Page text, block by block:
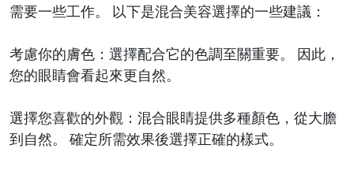
需要一些工作。 以下是混合美容選擇的一些建議：
考慮你的膚色：選擇配合它的色調至關重要。 因此，
您的眼睛會看起來更自然。
選擇您喜歡的外觀：混合眼睛提供多種顏色，從大膽
到自然。 確定所需效果後選擇正確的樣式。